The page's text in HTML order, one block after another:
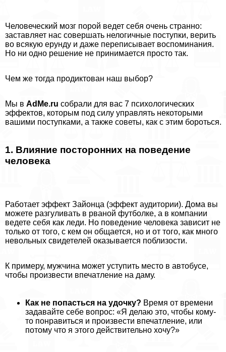
Человеческий мозг порой ведет себя очень странно:
заставляет нас совершать нелогичные поступки, верить
во всякую ерунду и даже переписывает воспоминания.
Но ни одно решение не принимается просто так.
Чем же тогда продиктован наш выбор?
Мы в AdMe.ru собрали для вас 7 психологических
эффектов, которым под силу управлять некоторыми
вашими поступками, а также советы, как с этим бороться.
1. Влияние посторонних на поведение
человека
Работает эффект Зайонца (эффект аудитории). Дома вы
можете разгуливать в рваной футболке, а в компании
ведете себя как леди. Но поведение человека зависит не
только от того, с кем он общается, но и от того, как много
невольных свидетелей оказывается поблизости.
К примеру, мужчина может уступить место в автобусе,
чтобы произвести впечатление на даму.
Как не попасться на удочку? Время от времени
задавайте себе вопрос: «Я делаю это, чтобы кому-
то понравиться и произвести впечатление, или
потому что я этого действительно хочу?»